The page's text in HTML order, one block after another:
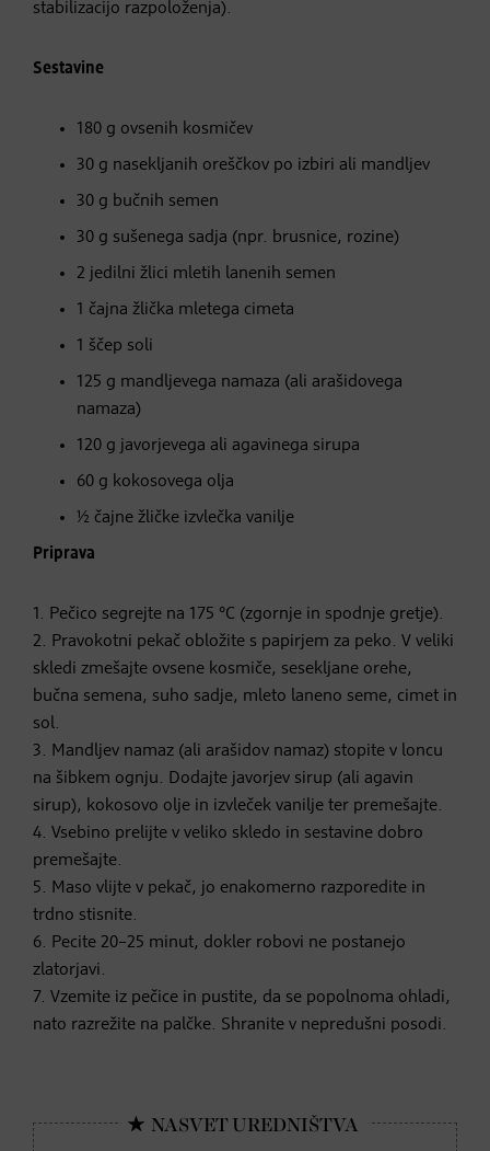
stabilizacijo razpoloženja).
Sestavine
180 g ovsenih kosmičev
30 g nasekljanih oreščkov po izbiri ali mandljev
30 g bučnih semen
30 g sušenega sadja (npr. brusnice, rozine)
2 jedilni žlici mletih lanenih semen
1 čajna žlička mletega cimeta
1 ščep soli
125 g mandljevega namaza (ali arašidovega
namaza)
120 g javorjevega ali agavinega sirupa
60 g kokosovega olja
½ čajne žličke izvlečka vanilje
Priprava
1. Pečico segrejte na 175 °C (zgornje in spodnje gretje).
2. Pravokotni pekač obložite s papirjem za peko. V veliki
skledi zmešajte ovsene kosmiče, sesekljane orehe,
bučna semena, suho sadje, mleto laneno seme, cimet in
sol.
3. Mandljev namaz (ali arašidov namaz) stopite v loncu
na šibkem ognju. Dodajte javorjev sirup (ali agavin
sirup), kokosovo olje in izvleček vanilje ter premešajte.
4. Vsebino prelijte v veliko skledo in sestavine dobro
premešajte.
5. Maso vlijte v pekač, jo enakomerno razporedite in
trdno stisnite.
6. Pecite 20–25 minut, dokler robovi ne postanejo
zlatorjavi.
7. Vzemite iz pečice in pustite, da se popolnoma ohladi,
nato razrežite na palčke. Shranite v nepredušni posodi.